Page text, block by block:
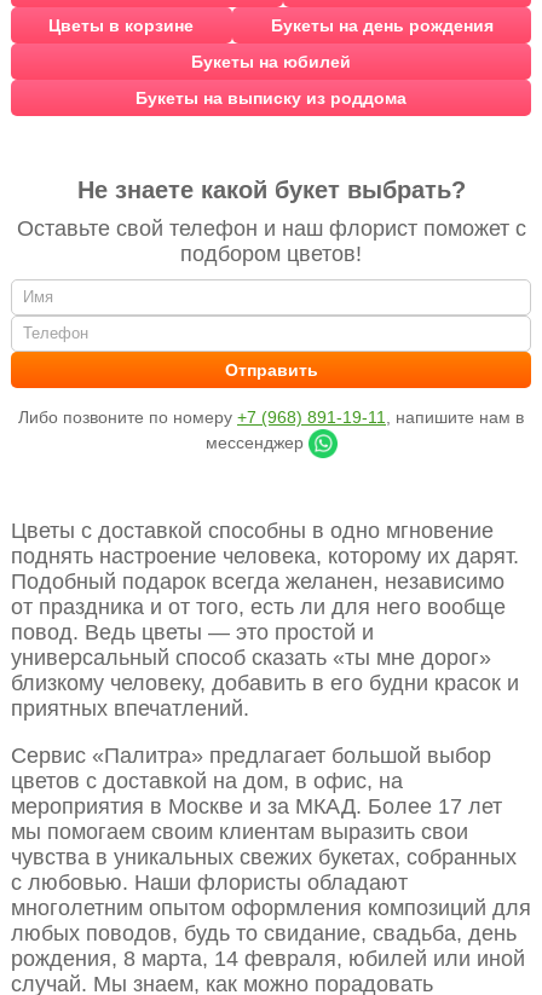
Цветы в корзине
Букеты на день рождения
Букеты на юбилей
Букеты на выписку из роддома
Не знаете какой букет выбрать?
Оставьте свой телефон и наш флорист поможет с
подбором цветов!
Либо позвоните по номеру +7 (968) 891-19-11
, напишите нам в
мессенджер
Цветы с доставкой способны в одно мгновение
поднять настроение человека, которому их дарят.
Подобный подарок всегда желанен, независимо
от праздника и от того, есть ли для него вообще
повод. Ведь цветы — это простой и
универсальный способ сказать «ты мне дорог»
близкому человеку, добавить в его будни красок и
приятных впечатлений.
Сервис «Палитра» предлагает большой выбор
цветов с доставкой на дом, в офис, на
мероприятия в Москве и за МКАД. Более 17 лет
мы помогаем своим клиентам выразить свои
чувства в уникальных свежих букетах, собранных
с любовью. Наши флористы обладают
многолетним опытом оформления композиций для
любых поводов, будь то свидание, свадьба, день
рождения, 8 марта, 14 февраля, юбилей или иной
случай. Мы знаем, как можно порадовать